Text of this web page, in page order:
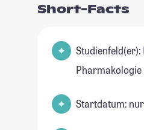
Short-Facts
Studienfeld(er): Pharmazie,
Pharmakologie
Startdatum: